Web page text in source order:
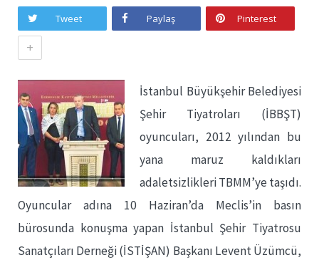
Tweet Paylaş Pinterest
+
İstanbul Büyükşehir Belediyesi
Şehir Tiyatroları (İBBŞT)
oyuncuları, 2012 yılından bu
yana maruz kaldıkları
adaletsizlikleri TBMM’ye taşıdı.
Oyuncular adına 10 Haziran’da Meclis’in basın
bürosunda konuşma yapan İstanbul Şehir Tiyatrosu
Sanatçıları Derneği (İSTİŞAN) Başkanı Levent Üzümcü,